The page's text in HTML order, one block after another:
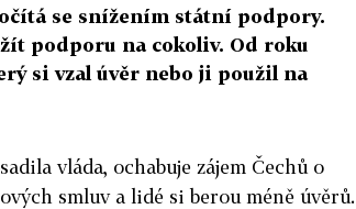
se snížením státní podpory.
podporu na cokoliv. Od roku
si vzal úvěr nebo ji použil na
vláda, ochabuje zájem Čechů o
smluv a lidé si berou méně úvěrů.